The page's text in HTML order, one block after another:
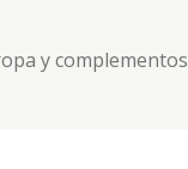
y complementos